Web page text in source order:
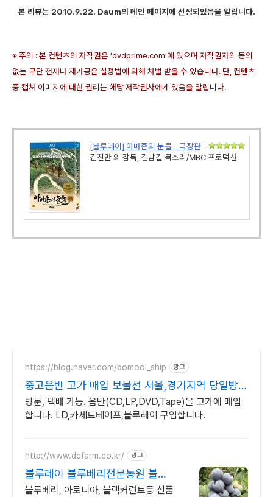
본 리뷰는 2010.9.22. Daum의 메인 페이지에 선정되었음을 알립니다.
※ 주의 : 본 컨텐츠의 저작권은 'dvdprime.com'에 있으며 저작권자의 동의
없는 무단 전재나 재가공은 실정법에 의해 처벌 받을 수 있습니다. 단, 컨텐츠
중 캡쳐 이미지에 대한 권리는 해당 저작권사에게 있음을 알립니다.
[블루레이] 아마존의 눈물 - 극장판-
김진만 외 감독, 김남길 목소리/MBC 프로덕션
https://blog.naver.com/bomool_ship 광고
중고음반 고가 매입 보물선 서울,경기지역 당일방문
가능
방문, 택배 가능. 음반(CD,LP,DVD,Tape)을 고가에 매입
합니다. LD,카세트테이프,블루레이 구입합니다.
http://www.dcfarm.co.kr/ 광고
블루레이 블루베리전문농원 블루
베리묘목 농자재 영양제
블루베리, 아로니아, 블랙커런트등 신품